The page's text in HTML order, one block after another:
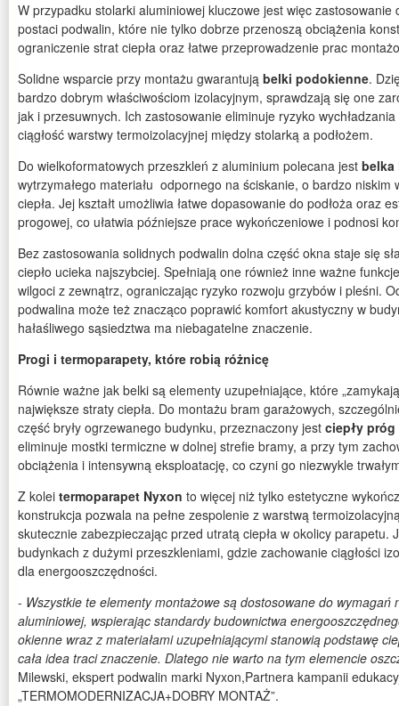
W przypadku stolarki aluminiowej kluczowe jest więc zastosowanie
postaci podwalin, które nie tylko dobrze przenoszą obciążenia
ograniczenie strat ciepła oraz łatwe przeprowadzenie prac
Solidne wsparcie przy montażu gwarantują belki podokienne.
bardzo dobrym właściwościom izolacyjnym, sprawdzają się one
jak i przesuwnych. Ich zastosowanie eliminuje ryzyko
ciągłość warstwy termoizolacyjnej między stolarką a podłożem.
Do wielkoformatowych przeszkleń z aluminium polecana jest belka
wytrzymałego materiału odpornego na ściskanie, o bardzo niskim
ciepła. Jej kształt umożliwia łatwe dopasowanie do podłoża oraz
progowej, co ułatwia późniejsze prace wykończeniowe i podnosi
Bez zastosowania solidnych podwalin dolna część okna staje się
ciepło ucieka najszybciej. Spełniają one również inne ważne
wilgoci z zewnątrz, ograniczając ryzyko rozwoju grzybów i pleśni.
podwalina może też znacząco poprawić komfort akustyczny w
hałaśliwego sąsiedztwa ma niebagatelne znaczenie.
Progi i termoparapety, które robią różnicę
Równie ważne jak belki są elementy uzupełniające, które
największe straty ciepła. Do montażu bram garażowych,
część bryły ogrzewanego budynku, przeznaczony jest ciepły
eliminuje mostki termiczne w dolnej strefie bramy, a przy tym
obciążenia i intensywną eksploatację, co czyni go niezwykle
Z kolei termoparapet Nyxon to więcej niż tylko estetyczne
konstrukcja pozwala na pełne zespolenie z warstwą
skutecznie zabezpieczając przed utratą ciepła w okolicy parapetu.
budynkach z dużymi przeszkleniami, gdzie zachowanie ciągłości
dla energooszczędności.
- Wszystkie te elementy montażowe są dostosowane do wymagań
aluminiowej, wspierając standardy budownictwa
okienne wraz z materiałami uzupełniającymi stanowią podstawę
cała idea traci znaczenie. Dlatego nie warto na tym elemencie
Milewski, ekspert podwalin marki Nyxon,Partnera kampanii
„TERMOMODERNIZACJA+DOBRY MONTAŻ”.